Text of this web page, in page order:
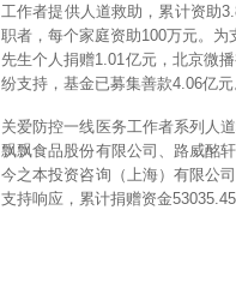
工作者提供人道救助，累计资助
职者，每个家庭资助100万元。
先生个人捐赠1.01亿元，北京微
纷支持，基金已募集善款4.06亿元
关爱防控一线医务工作者系列人
飘飘食品股份有限公司、路威酩
今之本投资咨询（上海）有限公
支持响应，累计捐赠资金53035.45